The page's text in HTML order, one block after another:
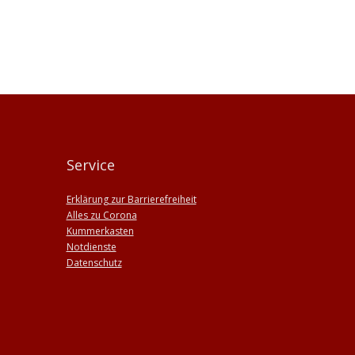
Service
Erklärung zur Barrierefreiheit
Alles zu Corona
Kummerkasten
Notdienste
Datenschutz